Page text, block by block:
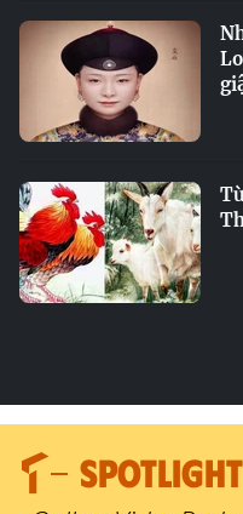
SPOTLIGHT